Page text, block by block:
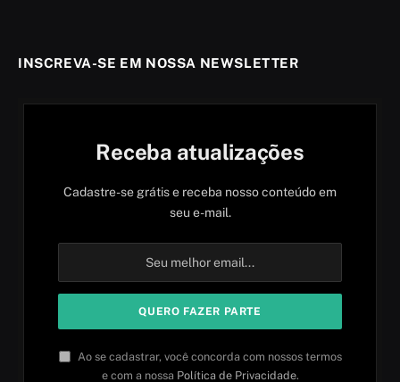
INSCREVA-SE EM NOSSA NEWSLETTER
Receba atualizações
Cadastre-se grátis e receba nosso conteúdo em
seu e-mail.
Ao se cadastrar, você concorda com nossos termos
e com a nossa Política de Privacidade.